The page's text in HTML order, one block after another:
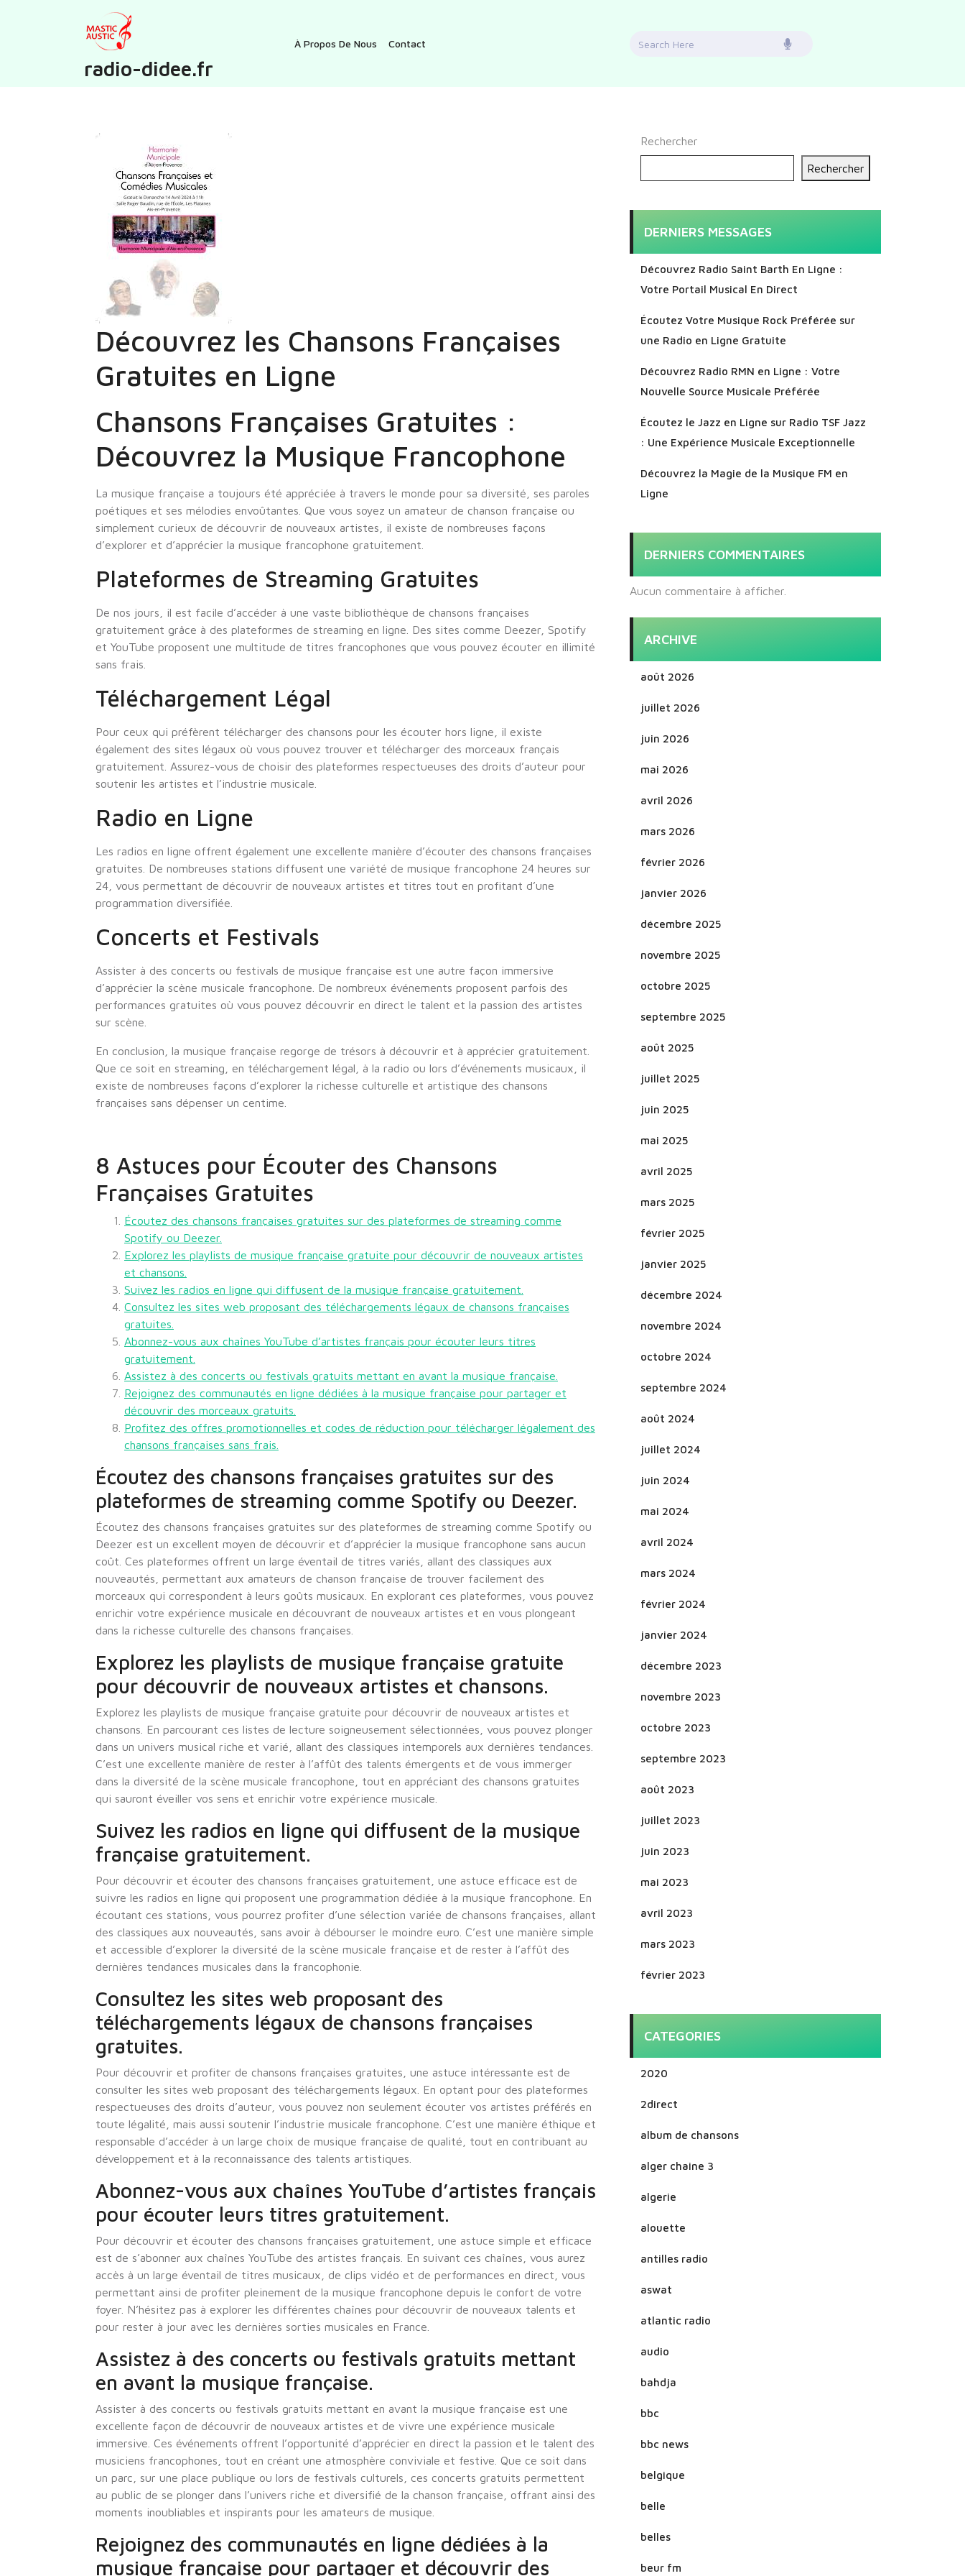
radio-didee.fr
À Propos De Nous Contact
Search
Découvrez les Chansons Françaises
Gratuites en Ligne
Chansons Françaises Gratuites :
Découvrez la Musique Francophone
La musique française a toujours été appréciée à travers le monde pour sa diversité, ses paroles
poétiques et ses mélodies envoûtantes. Que vous soyez un amateur de chanson française ou
simplement curieux de découvrir de nouveaux artistes, il existe de nombreuses façons
d’explorer et d’apprécier la musique francophone gratuitement.
Plateformes de Streaming Gratuites
De nos jours, il est facile d’accéder à une vaste bibliothèque de chansons françaises
gratuitement grâce à des plateformes de streaming en ligne. Des sites comme Deezer, Spotify
et YouTube proposent une multitude de titres francophones que vous pouvez écouter en illimité
sans frais.
Téléchargement Légal
Pour ceux qui préfèrent télécharger des chansons pour les écouter hors ligne, il existe
également des sites légaux où vous pouvez trouver et télécharger des morceaux français
gratuitement. Assurez-vous de choisir des plateformes respectueuses des droits d’auteur pour
soutenir les artistes et l’industrie musicale.
Radio en Ligne
Les radios en ligne offrent également une excellente manière d’écouter des chansons françaises
gratuites. De nombreuses stations diffusent une variété de musique francophone 24 heures sur
24, vous permettant de découvrir de nouveaux artistes et titres tout en profitant d’une
programmation diversifiée.
Concerts et Festivals
Assister à des concerts ou festivals de musique française est une autre façon immersive
d’apprécier la scène musicale francophone. De nombreux événements proposent parfois des
performances gratuites où vous pouvez découvrir en direct le talent et la passion des artistes
sur scène.
En conclusion, la musique française regorge de trésors à découvrir et à apprécier gratuitement.
Que ce soit en streaming, en téléchargement légal, à la radio ou lors d’événements musicaux, il
existe de nombreuses façons d’explorer la richesse culturelle et artistique des chansons
françaises sans dépenser un centime.
8 Astuces pour Écouter des Chansons
Françaises Gratuites
Écoutez des chansons françaises gratuites sur des plateformes de streaming comme
Spotify ou Deezer.
Explorez les playlists de musique française gratuite pour découvrir de nouveaux artistes
et chansons.
Suivez les radios en ligne qui diffusent de la musique française gratuitement.
Consultez les sites web proposant des téléchargements légaux de chansons françaises
gratuites.
Abonnez-vous aux chaînes YouTube d’artistes français pour écouter leurs titres
gratuitement.
Assistez à des concerts ou festivals gratuits mettant en avant la musique française.
Rejoignez des communautés en ligne dédiées à la musique française pour partager et
découvrir des morceaux gratuits.
Profitez des offres promotionnelles et codes de réduction pour télécharger légalement des
chansons françaises sans frais.
Écoutez des chansons françaises gratuites sur des
plateformes de streaming comme Spotify ou Deezer.
Écoutez des chansons françaises gratuites sur des plateformes de streaming comme Spotify ou
Deezer est un excellent moyen de découvrir et d’apprécier la musique francophone sans aucun
coût. Ces plateformes offrent un large éventail de titres variés, allant des classiques aux
nouveautés, permettant aux amateurs de chanson française de trouver facilement des
morceaux qui correspondent à leurs goûts musicaux. En explorant ces plateformes, vous pouvez
enrichir votre expérience musicale en découvrant de nouveaux artistes et en vous plongeant
dans la richesse culturelle des chansons françaises.
Explorez les playlists de musique française gratuite
pour découvrir de nouveaux artistes et chansons.
Explorez les playlists de musique française gratuite pour découvrir de nouveaux artistes et
chansons. En parcourant ces listes de lecture soigneusement sélectionnées, vous pouvez plonger
dans un univers musical riche et varié, allant des classiques intemporels aux dernières tendances.
C’est une excellente manière de rester à l’affût des talents émergents et de vous immerger
dans la diversité de la scène musicale francophone, tout en appréciant des chansons gratuites
qui sauront éveiller vos sens et enrichir votre expérience musicale.
Suivez les radios en ligne qui diffusent de la musique
française gratuitement.
Pour découvrir et écouter des chansons françaises gratuitement, une astuce efficace est de
suivre les radios en ligne qui proposent une programmation dédiée à la musique francophone. En
écoutant ces stations, vous pourrez profiter d’une sélection variée de chansons françaises, allant
des classiques aux nouveautés, sans avoir à débourser le moindre euro. C’est une manière simple
et accessible d’explorer la diversité de la scène musicale française et de rester à l’affût des
dernières tendances musicales dans la francophonie.
Consultez les sites web proposant des
téléchargements légaux de chansons françaises
gratuites.
Pour découvrir et profiter de chansons françaises gratuites, une astuce intéressante est de
consulter les sites web proposant des téléchargements légaux. En optant pour des plateformes
respectueuses des droits d’auteur, vous pouvez non seulement écouter vos artistes préférés en
toute légalité, mais aussi soutenir l’industrie musicale francophone. C’est une manière éthique et
responsable d’accéder à un large choix de musique française de qualité, tout en contribuant au
développement et à la reconnaissance des talents artistiques.
Abonnez-vous aux chaînes YouTube d’artistes français
pour écouter leurs titres gratuitement.
Pour découvrir et écouter des chansons françaises gratuitement, une astuce simple et efficace
est de s’abonner aux chaînes YouTube des artistes français. En suivant ces chaînes, vous aurez
accès à un large éventail de titres musicaux, de clips vidéo et de performances en direct, vous
permettant ainsi de profiter pleinement de la musique francophone depuis le confort de votre
foyer. N’hésitez pas à explorer les différentes chaînes pour découvrir de nouveaux talents et
pour rester à jour avec les dernières sorties musicales en France.
Assistez à des concerts ou festivals gratuits mettant
en avant la musique française.
Assister à des concerts ou festivals gratuits mettant en avant la musique française est une
excellente façon de découvrir de nouveaux artistes et de vivre une expérience musicale
immersive. Ces événements offrent l’opportunité d’apprécier en direct la passion et le talent des
musiciens francophones, tout en créant une atmosphère conviviale et festive. Que ce soit dans
un parc, sur une place publique ou lors de festivals culturels, ces concerts gratuits permettent
au public de se plonger dans l’univers riche et diversifié de la chanson française, offrant ainsi des
moments inoubliables et inspirants pour les amateurs de musique.
Rejoignez des communautés en ligne dédiées à la
musique française pour partager et découvrir des
Rechercher
Rechercher
DERNIERS MESSAGES
Découvrez Radio Saint Barth En Ligne :
Votre Portail Musical En Direct
Écoutez Votre Musique Rock Préférée sur
une Radio en Ligne Gratuite
Découvrez Radio RMN en Ligne : Votre
Nouvelle Source Musicale Préférée
Écoutez le Jazz en Ligne sur Radio TSF Jazz
: Une Expérience Musicale Exceptionnelle
Découvrez la Magie de la Musique FM en
Ligne
DERNIERS COMMENTAIRES
Aucun commentaire à afficher.
ARCHIVE
août 2026
juillet 2026
juin 2026
mai 2026
avril 2026
mars 2026
février 2026
janvier 2026
décembre 2025
novembre 2025
octobre 2025
septembre 2025
août 2025
juillet 2025
juin 2025
mai 2025
avril 2025
mars 2025
février 2025
janvier 2025
décembre 2024
novembre 2024
octobre 2024
septembre 2024
août 2024
juillet 2024
juin 2024
mai 2024
avril 2024
mars 2024
février 2024
janvier 2024
décembre 2023
novembre 2023
octobre 2023
septembre 2023
août 2023
juillet 2023
juin 2023
mai 2023
avril 2023
mars 2023
février 2023
CATEGORIES
2020
2direct
album de chansons
alger chaine 3
algerie
alouette
antilles radio
aswat
atlantic radio
audio
bahdja
bbc
bbc news
belgique
belle
belles
beur fm